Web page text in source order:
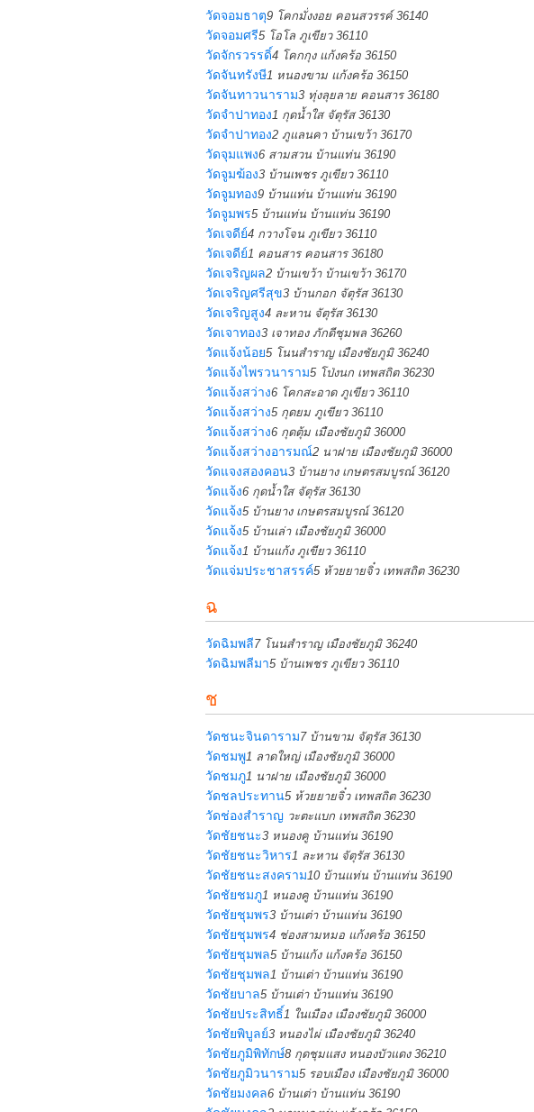
วัดจอมธาตุ9 โคกมั่งงอย คอนสวรรค์ 36140
วัดจอมศรี5 โอโล ภูเขียว 36110
วัดจักรวรรดิ์4 โคกกุง แก้งคร้อ 36150
วัดจันทรังษี1 หนองขาม แก้งคร้อ 36150
วัดจันทาวนาราม3 ทุ่งลุยลาย คอนสาร 36180
วัดจำปาทอง1 กุดน้ำใส จัตุรัส 36130
วัดจำปาทอง2 ภูแลนคา บ้านเขว้า 36170
วัดจุมแพง6 สามสวน บ้านแท่น 36190
วัดจูมฆ้อง3 บ้านเพชร ภูเขียว 36110
วัดจูมทอง9 บ้านแท่น บ้านแท่น 36190
วัดจูมพร5 บ้านแท่น บ้านแท่น 36190
วัดเจดีย์4 กวางโจน ภูเขียว 36110
วัดเจดีย์1 คอนสาร คอนสาร 36180
วัดเจริญผล2 บ้านเขว้า บ้านเขว้า 36170
วัดเจริญศรีสุข3 บ้านกอก จัตุรัส 36130
วัดเจริญสูง4 ละหาน จัตุรัส 36130
วัดเจาทอง3 เจาทอง ภักดีชุมพล 36260
วัดแจ้งน้อย5 โนนสำราญ เมืองชัยภูมิ 36240
วัดแจ้งไพรวนาราม5 โป่งนก เทพสถิต 36230
วัดแจ้งสว่าง6 โคกสะอาด ภูเขียว 36110
วัดแจ้งสว่าง5 กุดยม ภูเขียว 36110
วัดแจ้งสว่าง6 กุดตุ้ม เมืองชัยภูมิ 36000
วัดแจ้งสว่างอารมณ์2 นาฝาย เมืองชัยภูมิ 36000
วัดแจงสองคอน3 บ้านยาง เกษตรสมบูรณ์ 36120
วัดแจ้ง6 กุดน้ำใส จัตุรัส 36130
วัดแจ้ง5 บ้านยาง เกษตรสมบูรณ์ 36120
วัดแจ้ง5 บ้านเล่า เมืองชัยภูมิ 36000
วัดแจ้ง1 บ้านแก้ง ภูเขียว 36110
วัดแจ่มประชาสรรค์5 ห้วยยายจิ๋ว เทพสถิต 36230
ฉ
วัดฉิมพลี7 โนนสำราญ เมืองชัยภูมิ 36240
วัดฉิมพลีมา5 บ้านเพชร ภูเขียว 36110
ช
วัดชนะจินดาราม7 บ้านขาม จัตุรัส 36130
วัดชมพู1 ลาดใหญ่ เมืองชัยภูมิ 36000
วัดชมภู1 นาฝาย เมืองชัยภูมิ 36000
วัดชลประทาน5 ห้วยยายจิ๋ว เทพสถิต 36230
วัดช่องสำราญ วะตะแบก เทพสถิต 36230
วัดชัยชนะ3 หนองคู บ้านแท่น 36190
วัดชัยชนะวิหาร1 ละหาน จัตุรัส 36130
วัดชัยชนะสงคราม10 บ้านแท่น บ้านแท่น 36190
วัดชัยชมภู1 หนองคู บ้านแท่น 36190
วัดชัยชุมพร3 บ้านเต่า บ้านแท่น 36190
วัดชัยชุมพร4 ช่องสามหมอ แก้งคร้อ 36150
วัดชัยชุมพล5 บ้านแก้ง แก้งคร้อ 36150
วัดชัยชุมพล1 บ้านเต่า บ้านแท่น 36190
วัดชัยบาล5 บ้านเต่า บ้านแท่น 36190
วัดชัยประสิทธิ์1 ในเมือง เมืองชัยภูมิ 36000
วัดชัยพิบูลย์3 หนองไผ่ เมืองชัยภูมิ 36240
วัดชัยภูมิพิทักษ์8 กุดชุมแสง หนองบัวแดง 36210
วัดชัยภูมิวนาราม5 รอบเมือง เมืองชัยภูมิ 36000
วัดชัยมงคล6 บ้านเต่า บ้านแท่น 36190